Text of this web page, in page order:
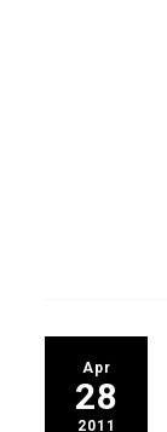
Apr
28
2011